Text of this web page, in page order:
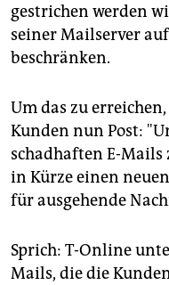
gestrichen werden
seiner Mailserver
beschränken.
Um das zu
Kunden nun Post:
schadhaften E-
in Kürze einen
für ausgehende
Sprich: T-Online
Mails, die die